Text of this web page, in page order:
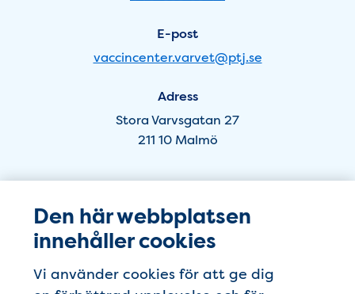
Den här webbplatsen
innehåller cookies
Vi använder cookies för att ge dig
E-post
vaccincenter.varvet@ptj.se
Adress
Stora Varvsgatan 27
211 10 Malmö
Öppettider
Kung
Telefon